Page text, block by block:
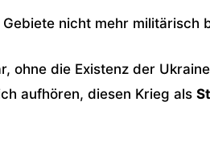
nicht mehr militärisch
ohne die Existenz der
aufhören, diesen Krieg als